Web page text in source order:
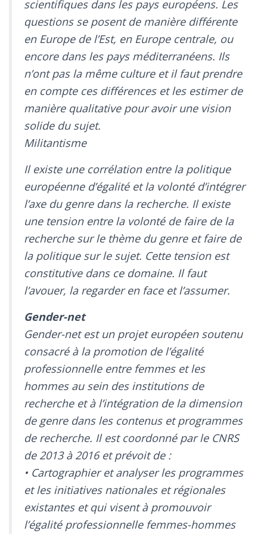
scientifiques dans les pays européens. Les
questions se posent de manière différente
en Europe de l’Est, en Europe centrale, ou
encore dans les pays méditerranéens. Ils
n’ont pas la même culture et il faut prendre
en compte ces différences et les estimer de
manière qualitative pour avoir une vision
solide du sujet.
Militantisme
Il existe une corrélation entre la politique
européenne d’égalité et la volonté d’intégrer
l’axe du genre dans la recherche. Il existe
une tension entre la volonté de faire de la
recherche sur le thème du genre et faire de
la politique sur le sujet. Cette tension est
constitutive dans ce domaine. Il faut
l’avouer, la regarder en face et l’assumer.
Gender-net
Gender-net est un projet européen soutenu
consacré à la promotion de l’égalité
professionnelle entre femmes et les
hommes au sein des institutions de
recherche et à l’intégration de la dimension
de genre dans les contenus et programmes
de recherche. Il est coordonné par le CNRS
de 2013 à 2016 et prévoit de :
• Cartographier et analyser les programmes
et les initiatives nationales et régionales
existantes et qui visent à promouvoir
l’égalité professionnelle femmes-hommes